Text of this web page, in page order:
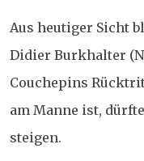
Aus heutiger Sicht
Didier Burkhalter
Couchepins
am Manne ist,
steigen.